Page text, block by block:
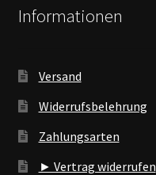
Informationen
Versand
Widerrufsbelehrung
Zahlungsarten
► Vertrag widerrufen